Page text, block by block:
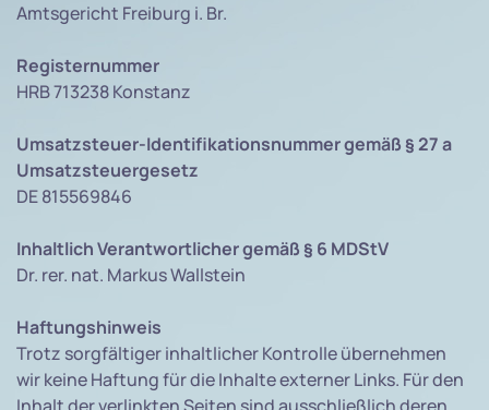
Amtsgericht Freiburg i. Br.
Registernummer
HRB 713238 Konstanz
Umsatzsteuer-Identifikationsnummer gemäß § 27 a
Umsatzsteuergesetz
DE 815569846
Inhaltlich Verantwortlicher gemäß § 6 MDStV
Dr. rer. nat. Markus Wallstein
Haftungshinweis
Trotz sorgfältiger inhaltlicher Kontrolle übernehmen
wir keine Haftung für die Inhalte externer Links. Für den